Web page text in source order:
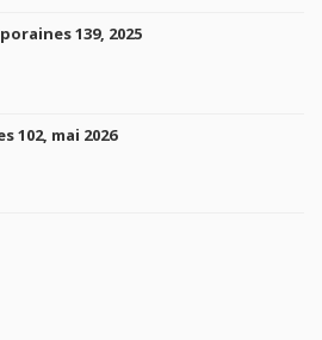
139, 2025
102, mai 2026